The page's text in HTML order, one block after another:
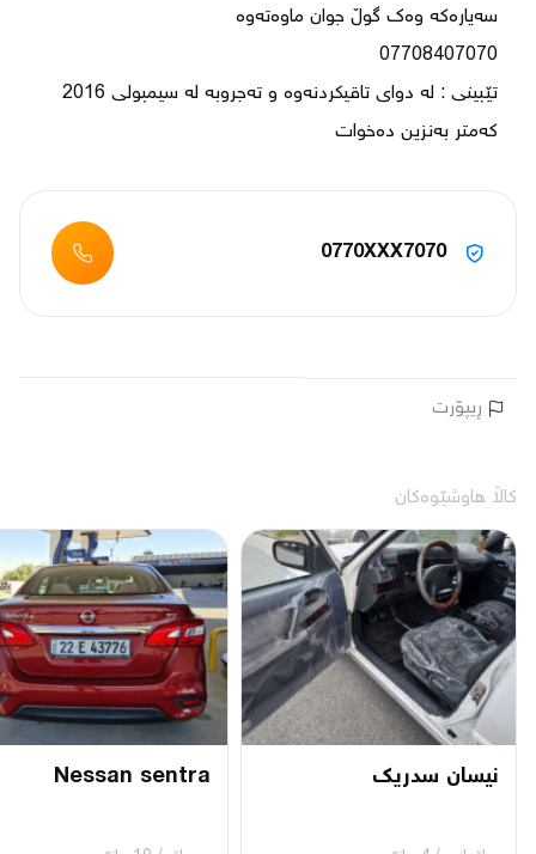
کەمتر بەنزین دەخوات
0770XXX7070
ڕیپۆرت
کاڵا هاوشێوەکان
نيسان سدريك Nessan sentra